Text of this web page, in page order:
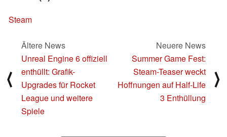
Steam
⟨
Ältere News
Unreal Engine 6 offiziell
enthüllt: Grafik-
Upgrades für Rocket
League und weitere
Spiele
Neuere News
Summer Game Fest:
Steam-Teaser weckt
Hoffnungen auf Half-Life
3 Enthüllung
⟩